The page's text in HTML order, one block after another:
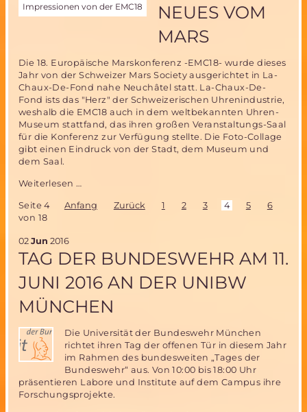
Impressionen von der EMC18
NEUES VOM
MARS
Die 18. Europäische Marskonferenz -EMC18- wurde dieses
Jahr von der Schweizer Mars Society ausgerichtet in La-
Chaux-De-Fond nahe Neuchâtel statt. La-Chaux-De-
Fond ists das "Herz" der Schweizerischen Uhrenindustrie,
weshalb die EMC18 auch in dem weltbekannten Uhren-
Museum stattfand, das ihren großen Veranstaltungs-Saal
für die Konferenz zur Verfügung stellte. Die Foto-Collage
gibt einen Eindruck von der Stadt, dem Museum und
dem Saal.
Weiterlesen …
der
bis
Oktober
Neues
Mars
Seite 4
von 18
Anfang Zurück 1 2 3 4 5 6
02 Jun 2016
TAG DER BUNDESWEHR AM 11.
JUNI 2016 AN DER UNIBW
MÜNCHEN
Die Universität der Bundeswehr München
richtet ihren Tag der offenen Tür in diesem Jahr
im Rahmen des bundesweiten „Tages der
Bundeswehr“ aus. Von 10:00 bis 18:00 Uhr
präsentieren Labore und Institute auf dem Campus ihre
Forschungsprojekte.